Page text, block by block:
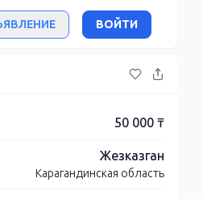
ВОЙТИ
50 000 ₸
Жезказган
Карагандинская область